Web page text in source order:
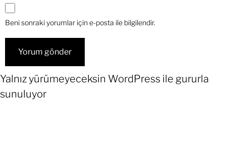
Beni sonraki yorumlar için e-posta ile bilgilendir.
Yalnız yürümeyeceksin WordPress ile gururla
sunuluyor